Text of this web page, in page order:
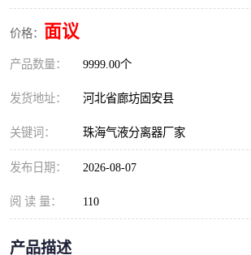
价格： 面议
产品数量： 9999.00个
发货地址： 河北省廊坊固安县
关键词： 珠海气液分离器厂家
发布日期： 2026-08-07
阅 读 量： 110
产品描述